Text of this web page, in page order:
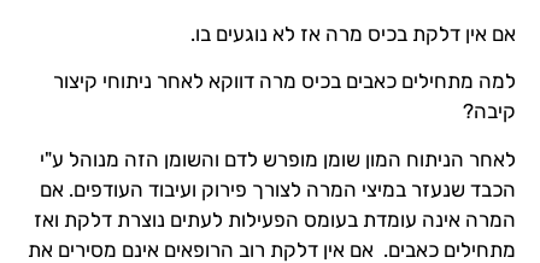
אז לא נוגעים בו.
מרה דווקא לאחר ניתוחי קיצור
מופרש לדם והשומן הזה מנוהל ע"י
לצורך פירוק ועיבוד העודפים. אם
הפעילות לעתים נוצרת דלקת ואז
דלקת רוב הרופאים אינם מסירים את